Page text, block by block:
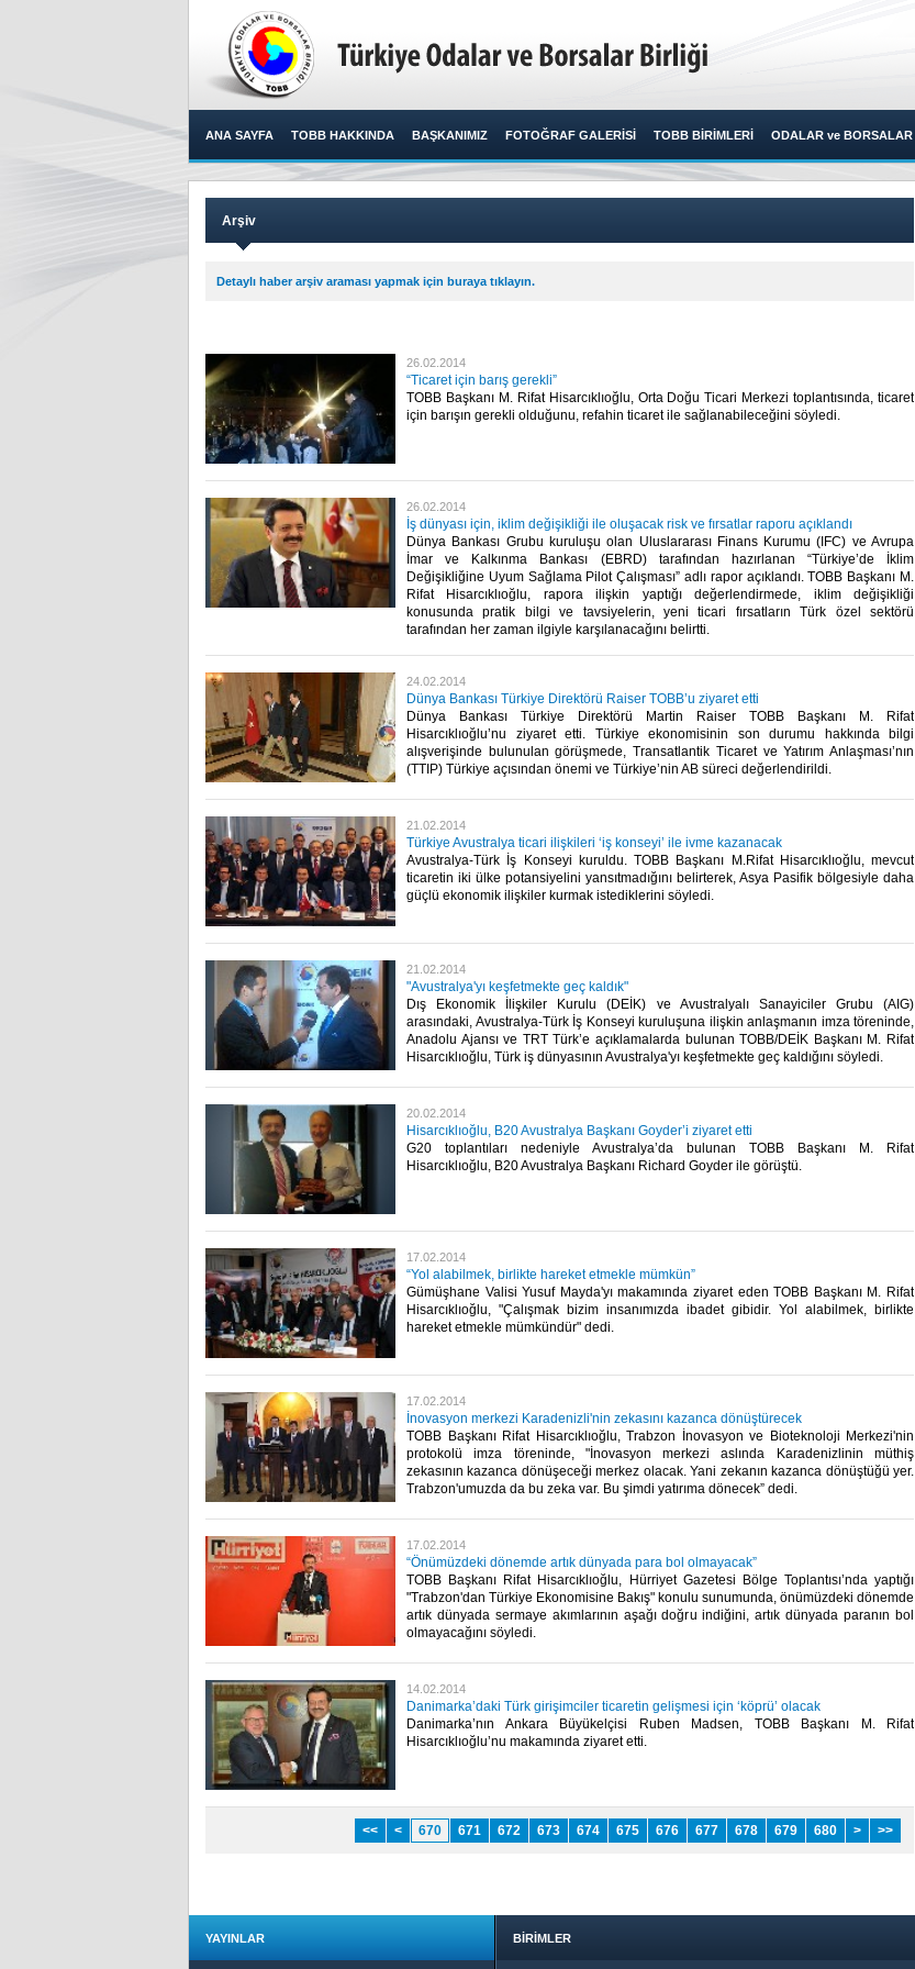
ANA SAYFA TOBB HAKKINDA BAŞKANIMIZ FOTOĞRAF GALERİSİ TOBB BİRİMLERİ ODALAR ve BORSALAR
Arşiv
Detaylı haber arşiv araması yapmak için buraya tıklayın.
26.02.2014
“Ticaret için barış gerekli”
TOBB Başkanı M. Rifat Hisarcıklıoğlu, Orta Doğu Ticari Merkezi toplantısında, ticaret
için barışın gerekli olduğunu, refahin ticaret ile sağlanabileceğini söyledi.​
26.02.2014
İş dünyası için, iklim değişikliği ile oluşacak risk ve fırsatlar raporu açıklandı
Dünya Bankası Grubu kuruluşu olan Uluslararası Finans Kurumu (IFC) ve Avrupa
İmar ve Kalkınma Bankası (EBRD) tarafından hazırlanan “Türkiye’de İklim
Değişikliğine Uyum Sağlama Pilot Çalışması” adlı rapor açıklandı. TOBB Başkanı M.
Rifat Hisarcıklıoğlu, rapora ilişkin yaptığı değerlendirmede, iklim değişikliği
konusunda pratik bilgi ve tavsiyelerin, yeni ticari fırsatların Türk özel sektörü
tarafından her zaman ilgiyle karşılanacağını belirtti.​
24.02.2014
Dünya Bankası Türkiye Direktörü Raiser TOBB’u ziyaret etti
Dünya Bankası Türkiye Direktörü Martin Raiser TOBB Başkanı M. Rifat
Hisarcıklıoğlu’nu ziyaret etti. Türkiye ekonomisinin son durumu hakkında bilgi
alışverişinde bulunulan görüşmede, Transatlantik Ticaret ve Yatırım Anlaşması’nın
(TTIP) Türkiye açısından önemi ve Türkiye’nin AB süreci değerlendirildi. ​
21.02.2014
Türkiye Avustralya ticari ilişkileri ‘iş konseyi’ ile ivme kazanacak
Avustralya-Türk İş Konseyi kuruldu. TOBB Başkanı M.Rifat Hisarcıklıoğlu, mevcut
ticaretin iki ülke potansiyelini yansıtmadığını belirterek, Asya Pasifik bölgesiyle daha
güçlü ekonomik ilişkiler kurmak istediklerini söyledi.​
21.02.2014
"Avustralya'yı keşfetmekte geç kaldık"
Dış Ekonomik İlişkiler Kurulu (DEİK) ve Avustralyalı Sanayiciler Grubu (AIG)
arasındaki, Avustralya-Türk İş Konseyi kuruluşuna ilişkin anlaşmanın imza töreninde,
Anadolu Ajansı ve TRT Türk’e açıklamalarda bulunan TOBB/DEİK Başkanı M. Rifat
Hisarcıklıoğlu, Türk iş dünyasının Avustralya'yı keşfetmekte geç kaldığını söyledi.​
20.02.2014
Hisarcıklıoğlu, B20 Avustralya Başkanı Goyder’i ziyaret etti
G20 toplantıları nedeniyle Avustralya’da bulunan TOBB Başkanı M. Rifat
Hisarcıklıoğlu, B20 Avustralya Başkanı Richard Goyder ile görüştü.​
17.02.2014
“Yol alabilmek, birlikte hareket etmekle mümkün”
Gümüşhane Valisi Yusuf Mayda'yı makamında ziyaret eden TOBB Başkanı M. Rifat
Hisarcıklıoğlu, "Çalışmak bizim insanımızda ibadet gibidir. Yol alabilmek, birlikte
hareket etmekle mümkündür" dedi.​
17.02.2014
İnovasyon merkezi Karadenizli'nin zekasını kazanca dönüştürecek
TOBB Başkanı Rifat Hisarcıklıoğlu, Trabzon İnovasyon ve Bioteknoloji Merkezi'nin
protokolü imza töreninde, "İnovasyon merkezi aslında Karadenizlinin müthiş
zekasının kazanca dönüşeceği merkez olacak. Yani zekanın kazanca dönüştüğü yer.
Trabzon'umuzda da bu zeka var. Bu şimdi yatırıma dönecek” dedi.​
17.02.2014
“Önümüzdeki dönemde artık dünyada para bol olmayacak”
TOBB Başkanı Rifat Hisarcıklıoğlu, Hürriyet Gazetesi Bölge Toplantısı’nda yaptığı
"Trabzon'dan Türkiye Ekonomisine Bakış" konulu sunumunda, önümüzdeki dönemde
artık dünyada sermaye akımlarının aşağı doğru indiğini, artık dünyada paranın bol
olmayacağını söyledi.​
14.02.2014
Danimarka’daki Türk girişimciler ticaretin gelişmesi için ‘köprü’ olacak
Danimarka’nın Ankara Büyükelçisi Ruben Madsen, TOBB Başkanı M. Rifat
Hisarcıklıoğlu’nu makamında ziyaret etti. ​
<< < 670 671 672 673 674 675 676 677 678 679 680 > >>
YAYINLAR BİRİMLER